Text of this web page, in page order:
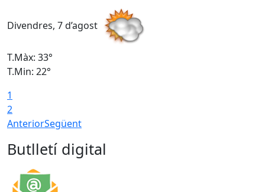
Divendres, 7 d’agost
T.Màx: 33°
T.Min: 22°
1
2
AnteriorSegüent
Butlletí digital